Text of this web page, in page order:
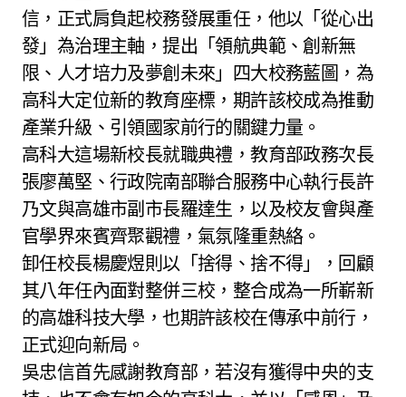
信，正式肩負起校務發展重任，他以「從心出
發」為治理主軸，提出「領航典範、創新無
限、人才培力及夢創未來」四大校務藍圖，為
高科大定位新的教育座標，期許該校成為推動
產業升級、引領國家前行的關鍵力量。
高科大這場新校長就職典禮，教育部政務次長
張廖萬堅、行政院南部聯合服務中心執行長許
乃文與高雄市副市長羅達生，以及校友會與產
官學界來賓齊聚觀禮，氣氛隆重熱絡。
卸任校長楊慶煜則以「捨得、捨不得」，回顧
其八年任內面對整併三校，整合成為一所嶄新
的高雄科技大學，也期許該校在傳承中前行，
正式迎向新局。
吳忠信首先感謝教育部，若沒有獲得中央的支